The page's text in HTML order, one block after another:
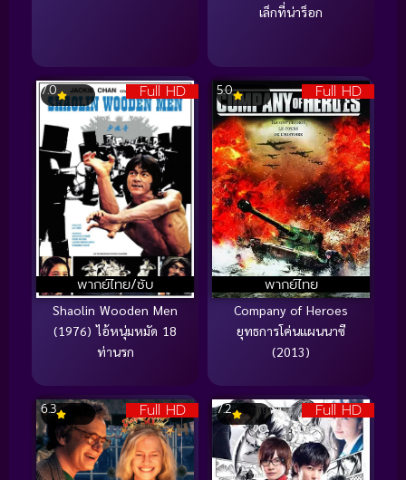
เล็กที่น่าร็อก
Full HD
พากย์ไทย/ซับ
7.0
Shaolin Wooden Men
(1976) ไอ้หนุ่มหมัด 18
ท่านรก
Full HD
พากย์ไทย
5.0
Company of Heroes
ยุทธการโค่นแผนนาซี
(2013)
Full HD
6.3 Full HD
7.2